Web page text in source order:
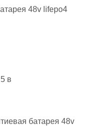
48v lifepo4
в
батарея 48v